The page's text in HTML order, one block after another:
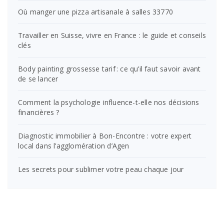
Où manger une pizza artisanale à salles 33770
Travailler en Suisse, vivre en France : le guide et conseils
clés
Body painting grossesse tarif : ce qu’il faut savoir avant
de se lancer
Comment la psychologie influence-t-elle nos décisions
financières ?
Diagnostic immobilier à Bon-Encontre : votre expert
local dans l’agglomération d’Agen
Les secrets pour sublimer votre peau chaque jour